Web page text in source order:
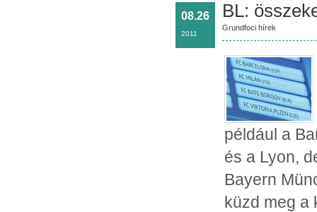
08.26
2011
BL:
Grundfoci hírek
például a
és a Lyon,
Bayern
küzd meg a